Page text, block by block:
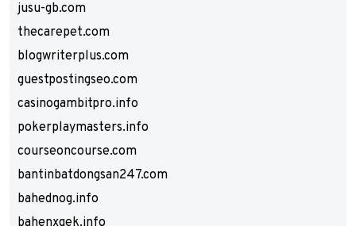
jusu-gb.com
thecarepet.com
blogwriterplus.com
guestpostingseo.com
casinogambitpro.info
pokerplaymasters.info
courseoncourse.com
bantinbatdongsan247.com
bahednog.info
bahenxgek.info